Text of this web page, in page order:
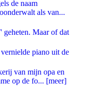
de naam
als van...
geheten. Maar of dat
piano uit de
van mijn opa en
op de fo... [meer]